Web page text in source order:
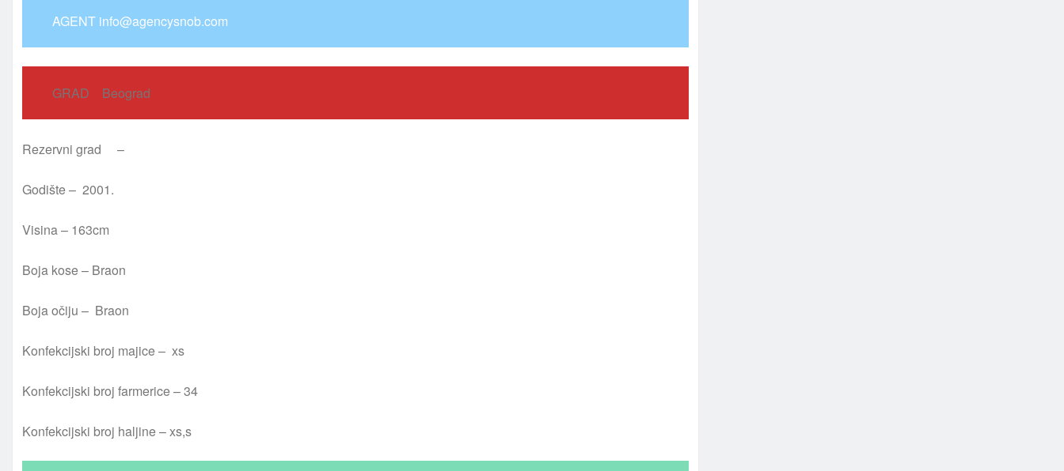
AGENT info@agencysnob.com
GRAD Beograd
Rezervni grad –
Godište – 2001.
Visina – 163cm
Boja kose – Braon
Boja očiju – Braon
Konfekcijski broj majice – xs
Konfekcijski broj farmerice – 34
Konfekcijski broj haljine – xs,s